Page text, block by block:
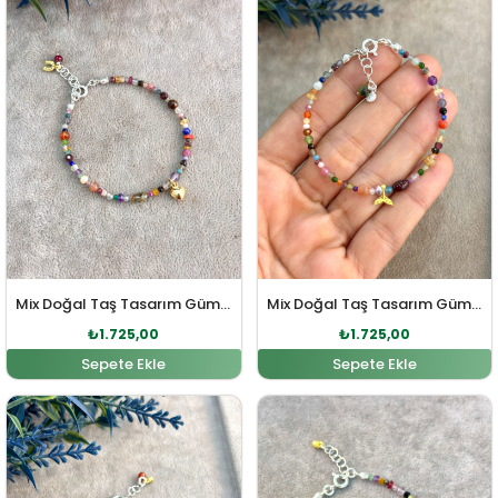
Mix Doğal Taş Tasarım Gümüş Bileklik
₺1.725,00
Sepete Ekle
Mix Doğal Taş Tasarım Gümüş Bileklik
₺1.725,00
Sepete Ekle
Orijinal fiyat: ₺1.886,00.
Şu andaki fiyat: ₺1.725,00.Orijinal fiyat:Şu andaki